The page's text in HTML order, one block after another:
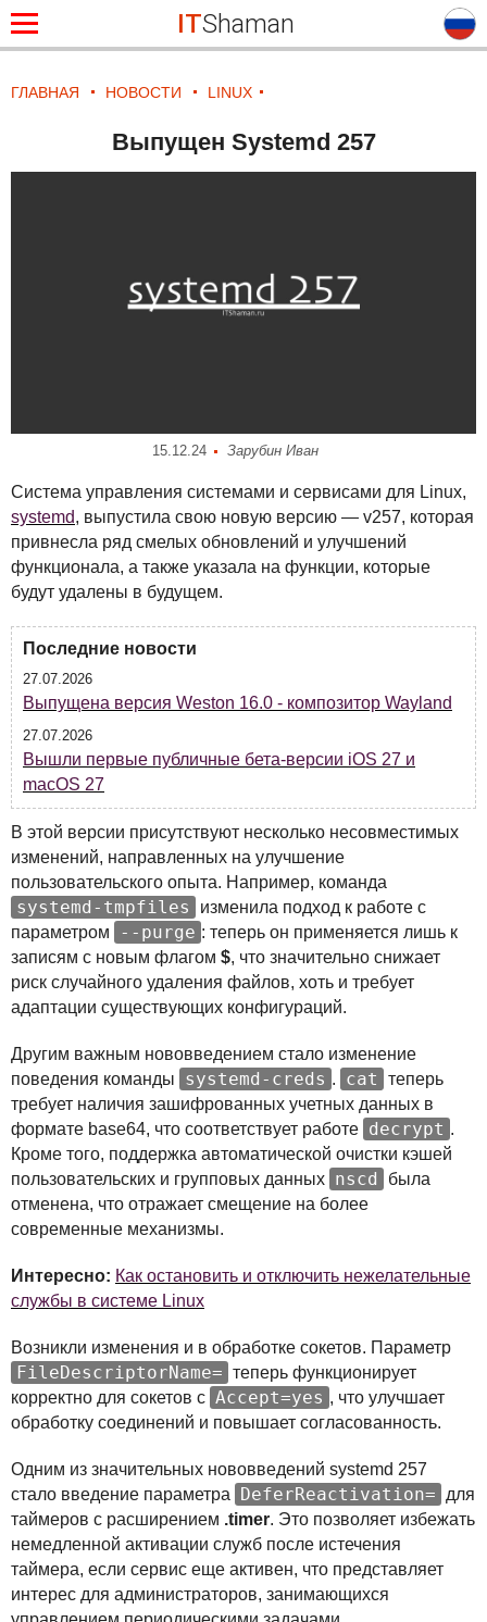
ITShaman
ГЛАВНАЯ НОВОСТИ LINUX
Выпущен Systemd 257
15.12.24 Зарубин Иван
Система управления системами и сервисами для Linux,
systemd, выпустила свою новую версию — v257, которая
привнесла ряд смелых обновлений и улучшений
функционала, а также указала на функции, которые
будут удалены в будущем.
Последние новости
27.07.2026
Выпущена версия Weston 16.0 - композитор Wayland
27.07.2026
Вышли первые публичные бета-версии iOS 27 и
macOS 27
В этой версии присутствуют несколько несовместимых
изменений, направленных на улучшение
пользовательского опыта. Например, команда
systemd-tmpfiles
изменила подход к работе с
параметром
--purge : теперь он применяется лишь к
записям с новым флагом $, что значительно снижает
риск случайного удаления файлов, хоть и требует
адаптации существующих конфигураций.
Другим важным нововведением стало изменение
поведения команды
systemd-creds . cat
теперь
требует наличия зашифрованных учетных данных в
формате base64, что соответствует работе decrypt .
Кроме того, поддержка автоматической очистки кэшей
пользовательских и групповых данных nscd
была
отменена, что отражает смещение на более
современные механизмы.
Интересно: Как остановить и отключить нежелательные
службы в системе Linux
Возникли изменения и в обработке сокетов. Параметр
FileDescriptorName= теперь функционирует
корректно для сокетов с Accept=yes , что улучшает
обработку соединений и повышает согласованность.
Одним из значительных нововведений systemd 257
стало введение параметра
DeferReactivation=
для
таймеров с расширением .timer. Это позволяет избежать
немедленной активации служб после истечения
таймера, если сервис еще активен, что представляет
интерес для администраторов, занимающихся